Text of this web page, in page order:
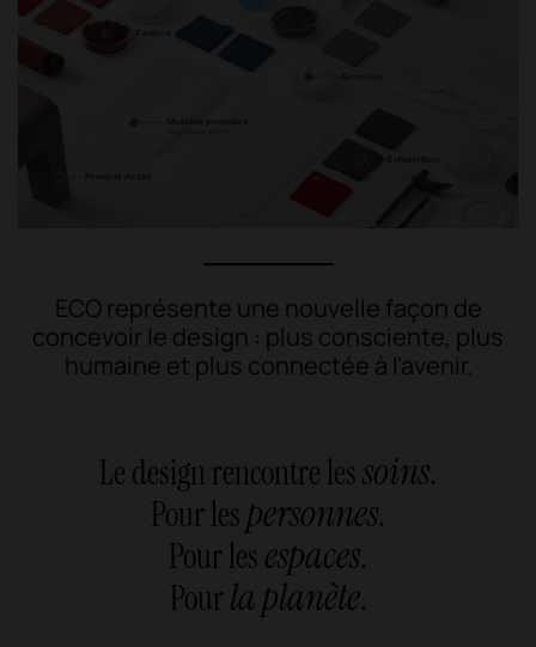
ECO représente une nouvelle façon de
concevoir le design : plus consciente, plus
humaine et plus connectée à l'avenir.
Le design rencontre lessoins.
Pour lespersonnes.
Pour lesespaces.
Pourla planète.